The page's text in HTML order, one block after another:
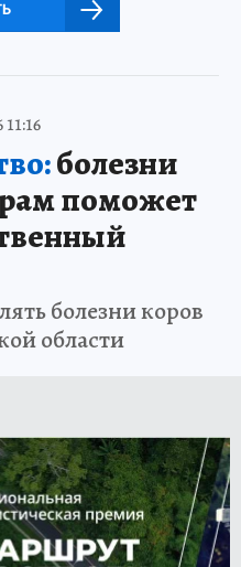
болезни
поможет
болезни коров
области